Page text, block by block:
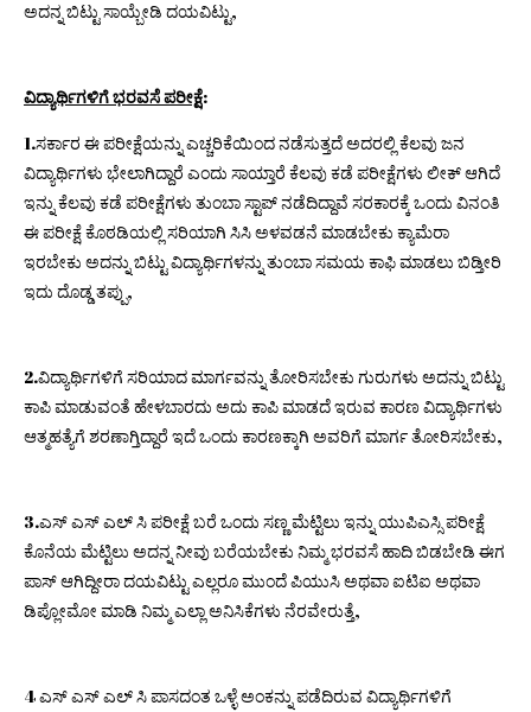
ಅದನ್ನ ಬಿಟ್ಟು ಸಾಯ್ಬೇಡಿ ದಯವಿಟ್ಟು,
ವಿದ್ಯಾರ್ಥಿಗಳಿಗೆ ಭರವಸೆ ಪರೀಕ್ಷೆ:
1.ಸರ್ಕಾರ ಈ ಪರೀಕ್ಷೆಯನ್ನು ಎಚ್ಚರಿಕೆಯಿಂದ ನಡೆಸುತ್ತದೆ ಅದರಲ್ಲಿ ಕೆಲವು ಜನ
ವಿದ್ಯಾರ್ಥಿಗಳು ಭೇಲಾಗಿದ್ದಾರೆ ಎಂದು ಸಾಯ್ತಾರೆ ಕೆಲವು ಕಡೆ ಪರೀಕ್ಷೆಗಳು ಲೀಕ್ ಆಗಿದೆ
ಇನ್ನು ಕೆಲವು ಕಡೆ ಪರೀಕ್ಷೆಗಳು ತುಂಬಾ ಸ್ಟಾಪ್ ನಡೆದಿದ್ದಾವೆ ಸರಕಾರಕ್ಕೆ ಒಂದು ವಿನಂತಿ
ಈ ಪರೀಕ್ಷೆ ಕೊಠಡಿಯಲ್ಲಿ ಸರಿಯಾಗಿ ಸಿಸಿ ಅಳವಡನೆ ಮಾಡಬೇಕು ಕ್ಯಾಮೆರಾ
ಇರಬೇಕು ಅದನ್ನು ಬಿಟ್ಟು ವಿದ್ಯಾರ್ಥಿಗಳನ್ನು ತುಂಬಾ ಸಮಯ ಕಾಫಿ ಮಾಡಲು ಬಿಡ್ತೀರಿ
ಇದು ದೊಡ್ಡ ತಪ್ಪು,
2.ವಿದ್ಯಾರ್ಥಿಗಳಿಗೆ ಸರಿಯಾದ ಮಾರ್ಗವನ್ನು ತೋರಿಸಬೇಕು ಗುರುಗಳು ಅದನ್ನು ಬಿಟ್ಟು
ಕಾಪಿ ಮಾಡುವಂತೆ ಹೇಳಬಾರದು ಅದು ಕಾಪಿ ಮಾಡದೆ ಇರುವ ಕಾರಣ ವಿದ್ಯಾರ್ಥಿಗಳು
ಆತ್ಮಹತ್ಯೆಗೆ ಶರಣಾಗ್ತಿದ್ದಾರೆ ಇದೆ ಒಂದು ಕಾರಣಕ್ಕಾಗಿ ಅವರಿಗೆ ಮಾರ್ಗ ತೋರಿಸಬೇಕು,
3.ಎಸ್ ಎಸ್ ಎಲ್ ಸಿ ಪರೀಕ್ಷೆ ಬರೆ ಒಂದು ಸಣ್ಣ ಮೆಟ್ಟಿಲು ಇನ್ನು ಯುಪಿಎಸ್ಸಿ ಪರೀಕ್ಷೆ
ಕೊನೆಯ ಮೆಟ್ಟಿಲು ಅದನ್ನ ನೀವು ಬರೆಯಬೇಕು ನಿಮ್ಮ ಭರವಸೆ ಹಾದಿ ಬಿಡಬೇಡಿ ಈಗ
ಪಾಸ್ ಆಗಿದ್ದೀರಾ ದಯವಿಟ್ಟು ಎಲ್ಲರೂ ಮುಂದೆ ಪಿಯುಸಿ ಅಥವಾ ಐಟಿಐ ಅಥವಾ
ಡಿಪ್ಲೋಮೋ ಮಾಡಿ ನಿಮ್ಮ ಎಲ್ಲಾ ಅನಿಸಿಕೆಗಳು ನೆರವೇರುತ್ತೆ,
4 ಎಸ್ ಎಸ್ ಎಲ್ ಸಿ ಪಾಸದಂತ ಒಳ್ಳೆ ಅಂಕನ್ನು ಪಡೆದಿರುವ ವಿದ್ಯಾರ್ಥಿಗಳಿಗೆ